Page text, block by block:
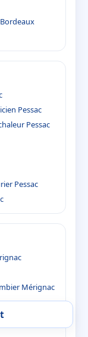
Pessac
Pessac
Pessac
Mérignac